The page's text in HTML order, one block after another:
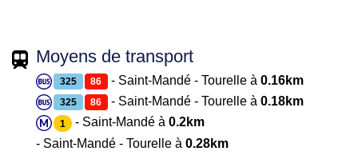
Moyens de transport
325 86 - Saint-Mandé - Tourelle à0.16km
325 86 - Saint-Mandé - Tourelle à0.18km
1 - Saint-Mandé à 0.2km
- Saint-Mandé - Tourelle à 0.28km